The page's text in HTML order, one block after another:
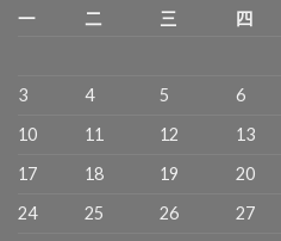
一 二 三 四
3
4 5 6
10
11 12 13
17
18 19 20
24
25 26 27